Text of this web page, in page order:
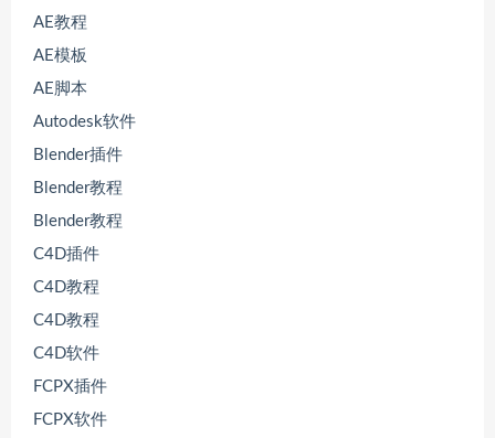
AE教程
AE模板
AE脚本
Autodesk软件
Blender插件
Blender教程
Blender教程
C4D插件
C4D教程
C4D教程
C4D软件
FCPX插件
FCPX软件